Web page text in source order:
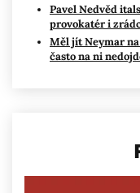
Pavel Nedvěd
provokatér i
Měl jít Neymar
často na ni